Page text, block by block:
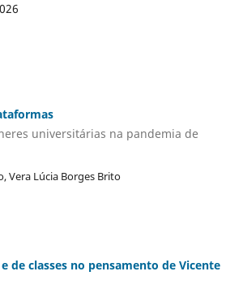
universitárias na pandemia de
Vera Lúcia Borges Brito
de classes no pensamento de Vicente